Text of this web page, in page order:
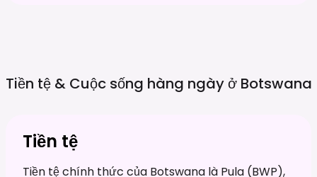
Tiền tệ & Cuộc sống hàng ngày ở Botswana
Tiền tệ
Tiền tệ chính thức của Botswana là Pula (BWP),